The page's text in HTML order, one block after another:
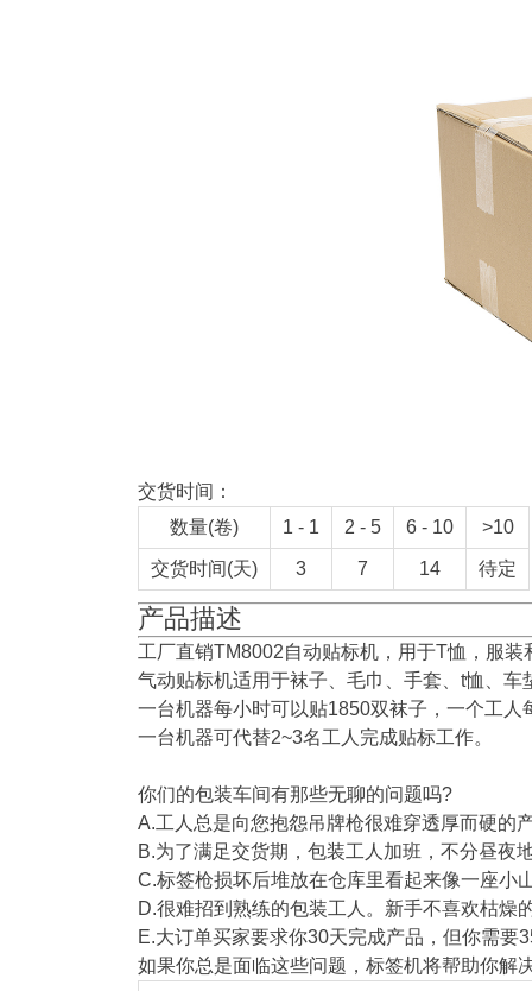
交货时间：
数量(卷)
1 - 1 2 - 5 6 - 10 >10
交货时间(天) 3 7 14 待定
产品描述
工厂直销TM8002自动贴标机，用于T恤，服装
气动贴标机适用于袜子、毛巾、手套、t恤、车
一台机器每小时可以贴1850双袜子，一个工人
一台机器可代替2~3名工人完成贴标工作。
你们的包装车间有那些无聊的问题吗?
A.工人总是向您抱怨吊牌枪很难穿透厚而硬的
B.为了满足交货期，包装工人加班，不分昼夜
C.标签枪损坏后堆放在仓库里看起来像一座小
D.很难招到熟练的包装工人。新手不喜欢枯燥
E.大订单买家要求你30天完成产品，但你需要
如果你总是面临这些问题，标签机将帮助你解